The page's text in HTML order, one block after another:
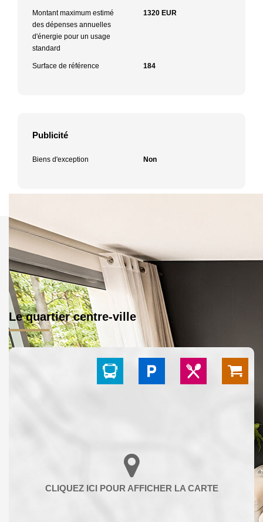
Montant maximum estimé
des dépenses annuelles
d'énergie pour un usage
standard
1320 EUR
Surface de référence 184
Publicité
Biens d'exception Non
Le quartier centre-ville